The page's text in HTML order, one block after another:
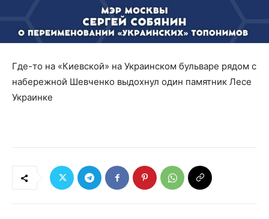
Где-то на «Киевской» на Украинском бульваре рядом с
набережной Шевченко выдохнул один памятник Лесе
Украинке